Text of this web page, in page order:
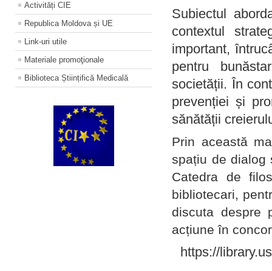
Activități CIE
Republica Moldova și UE
Link-uri utile
Materiale promoţionale
Biblioteca Științifică Medicală
Subiectul
contextul
important,
pentru
societății. În
prevenției și
sănătății
Prin această
spațiu de dialog
Catedra de
bibliotecari,
discuta despre
acțiune în
https://